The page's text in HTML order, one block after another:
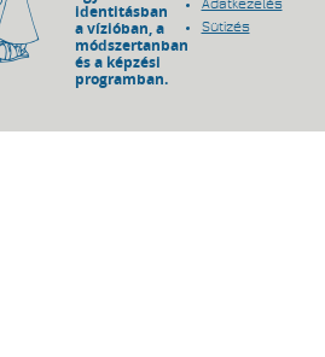
identitásban
a vízióban, a
módszertanban
és a képzési
programban.
Adatkezelés
Sütizés